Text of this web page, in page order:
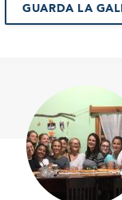
GUARDA LA